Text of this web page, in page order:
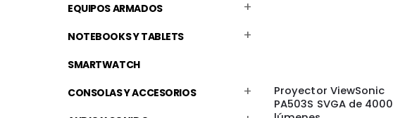
Proyector ViewSonic
PA503S SVGA de 4000
EQUIPOS ARMADOS
NOTEBOOKS Y TABLETS
SMARTWATCH
CONSOLAS Y ACCESORIOS